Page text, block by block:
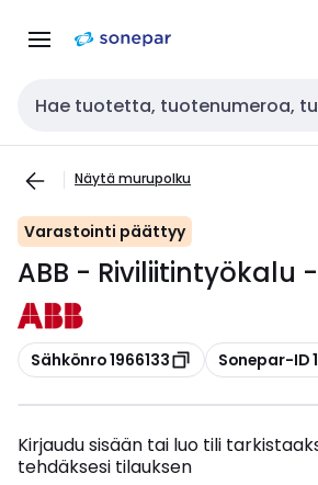
navigointiinsisältöön
Haku
Näytä murupolku
Varastointi päättyy
ABB - Riviliitintyökalu -
Kopioi
Sähkönro 1966133 Kopioi
Sonepar-ID
Kirjaudu sisään tai luo tili
tehdäksesi tilauksen